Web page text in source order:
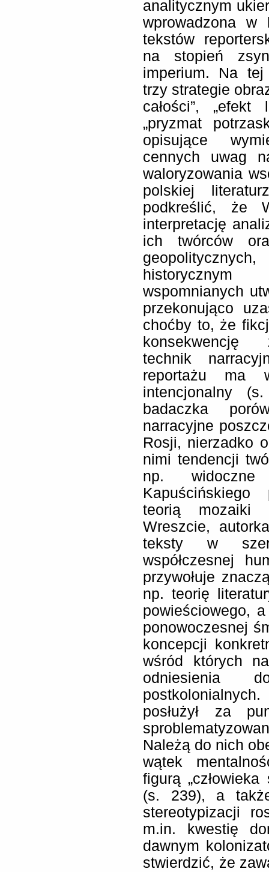
analitycznym
wprowadzona w
tekstów
na stopień
imperium. Na tej
trzy strategie
całości”, „efekt
„pryzmat
opisujące
cennych uwag
waloryzowania
polskiej
podkreślić, że
interpretację
ich twórców
historycznym
wspomnianych
przekonująco
choćby to, że
konsekwencję
technik
reportażu ma
intencjonalny
badaczka
narracyjne
Rosji, nierzadko
nimi tendencji
np. widoczne
teorią mozaiki
Wreszcie,
teksty w
współczesnej
przywołuje
np. teorię
powieściowego,
ponowoczesnej
koncepcji
wśród których
odniesienia
posłużył za
Należą do nich
wątek
figurą „człowieka
(s. 239), a
stereotypizacji
m.in. kwestię
dawnym
stwierdzić, że